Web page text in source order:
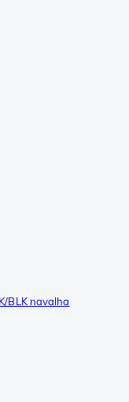
BLK navalha